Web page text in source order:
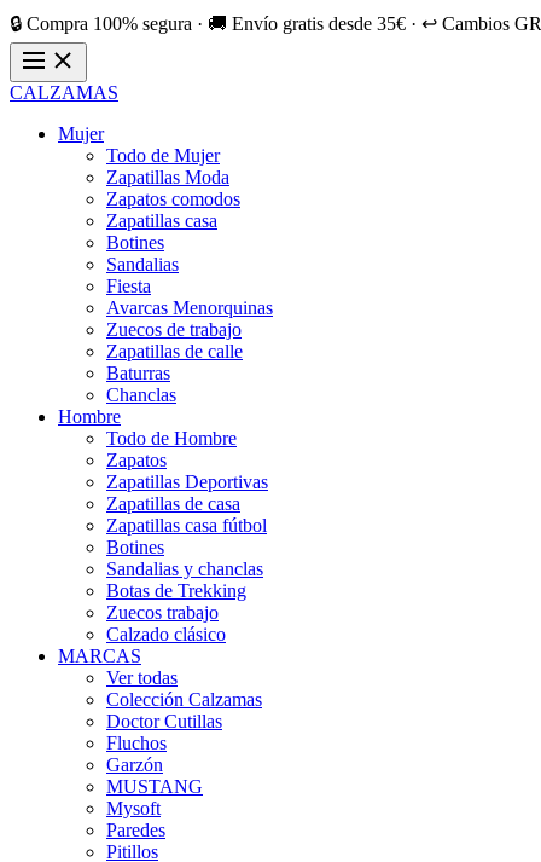
🔒 Compra 100% segura · 🚚 Envío gratis desde 35€ · ↩️ Cambios
CALZAMAS
Mujer
Todo de Mujer
Zapatillas Moda
Zapatos comodos
Zapatillas casa
Botines
Sandalias
Fiesta
Avarcas Menorquinas
Zuecos de trabajo
Zapatillas de calle
Baturras
Chanclas
Hombre
Todo de Hombre
Zapatos
Zapatillas Deportivas
Zapatillas de casa
Zapatillas casa fútbol
Botines
Sandalias y chanclas
Botas de Trekking
Zuecos trabajo
Calzado clásico
MARCAS
Ver todas
Colección Calzamas
Doctor Cutillas
Fluchos
Garzón
MUSTANG
Mysoft
Paredes
Pitillos